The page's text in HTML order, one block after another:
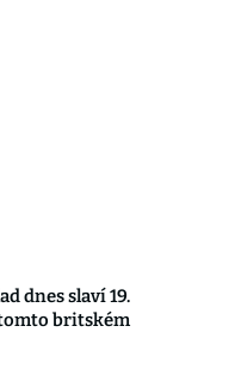
dnes slaví 19.
britském